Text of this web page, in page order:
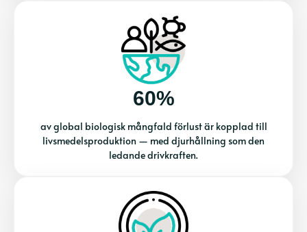
60%
av global biologisk mångfald förlust är kopplad till
livsmedelsproduktion — med djurhållning som den
ledande drivkraften.